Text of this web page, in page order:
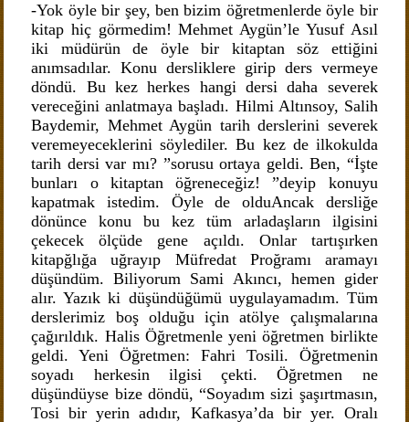
-Yok öyle bir şey, ben bizim öğretmenlerde öyle bir
kitap hiç görmedim! Mehmet Aygün’le Yusuf Asıl
iki müdürün de öyle bir kitaptan söz ettiğini
anımsadılar. Konu dersliklere girip ders vermeye
döndü. Bu kez herkes hangi dersi daha severek
vereceğini anlatmaya başladı. Hilmi Altınsoy, Salih
Baydemir, Mehmet Aygün tarih derslerini severek
veremeyeceklerini söylediler. Bu kez de ilkokulda
tarih dersi var mı? ”sorusu ortaya geldi. Ben, “İşte
bunları o kitaptan öğreneceğiz! ”deyip konuyu
kapatmak istedim. Öyle de olduAncak dersliğe
dönünce konu bu kez tüm arladaşların ilgisini
çekecek ölçüde gene açıldı. Onlar tartışırken
kitapğlığa uğrayıp Müfredat Proğramı aramayı
düşündüm. Biliyorum Sami Akıncı, hemen gider
alır. Yazık ki düşündüğümü uygulayamadım. Tüm
derslerimiz boş olduğu için atölye çalışmalarına
çağırıldık. Halis Öğretmenle yeni öğretmen birlikte
geldi. Yeni Öğretmen: Fahri Tosili. Öğretmenin
soyadı herkesin ilgisi çekti. Öğretmen ne
düşündüyse bize döndü, “Soyadım sizi şaşırtmasın,
Tosi bir yerin adıdır, Kafkasya’da bir yer. Oralı